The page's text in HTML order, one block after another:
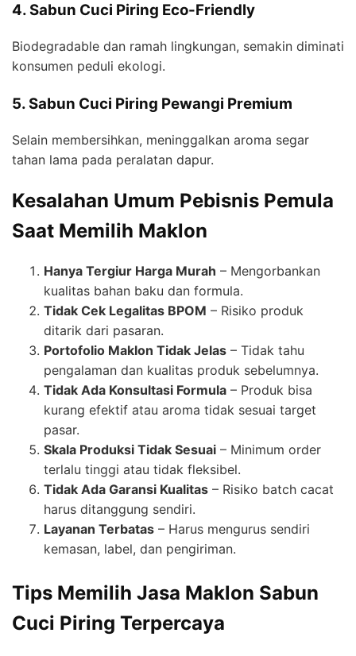
4. Sabun Cuci Piring Eco-Friendly
Biodegradable dan ramah lingkungan, semakin diminati
konsumen peduli ekologi.
5. Sabun Cuci Piring Pewangi Premium
Selain membersihkan, meninggalkan aroma segar
tahan lama pada peralatan dapur.
Kesalahan Umum Pebisnis Pemula
Saat Memilih Maklon
Hanya Tergiur Harga Murah – Mengorbankan
kualitas bahan baku dan formula.
Tidak Cek Legalitas BPOM – Risiko produk
ditarik dari pasaran.
Portofolio Maklon Tidak Jelas – Tidak tahu
pengalaman dan kualitas produk sebelumnya.
Tidak Ada Konsultasi Formula – Produk bisa
kurang efektif atau aroma tidak sesuai target
pasar.
Skala Produksi Tidak Sesuai – Minimum order
terlalu tinggi atau tidak fleksibel.
Tidak Ada Garansi Kualitas – Risiko batch cacat
harus ditanggung sendiri.
Layanan Terbatas – Harus mengurus sendiri
kemasan, label, dan pengiriman.
Tips Memilih Jasa Maklon Sabun
Cuci Piring Terpercaya